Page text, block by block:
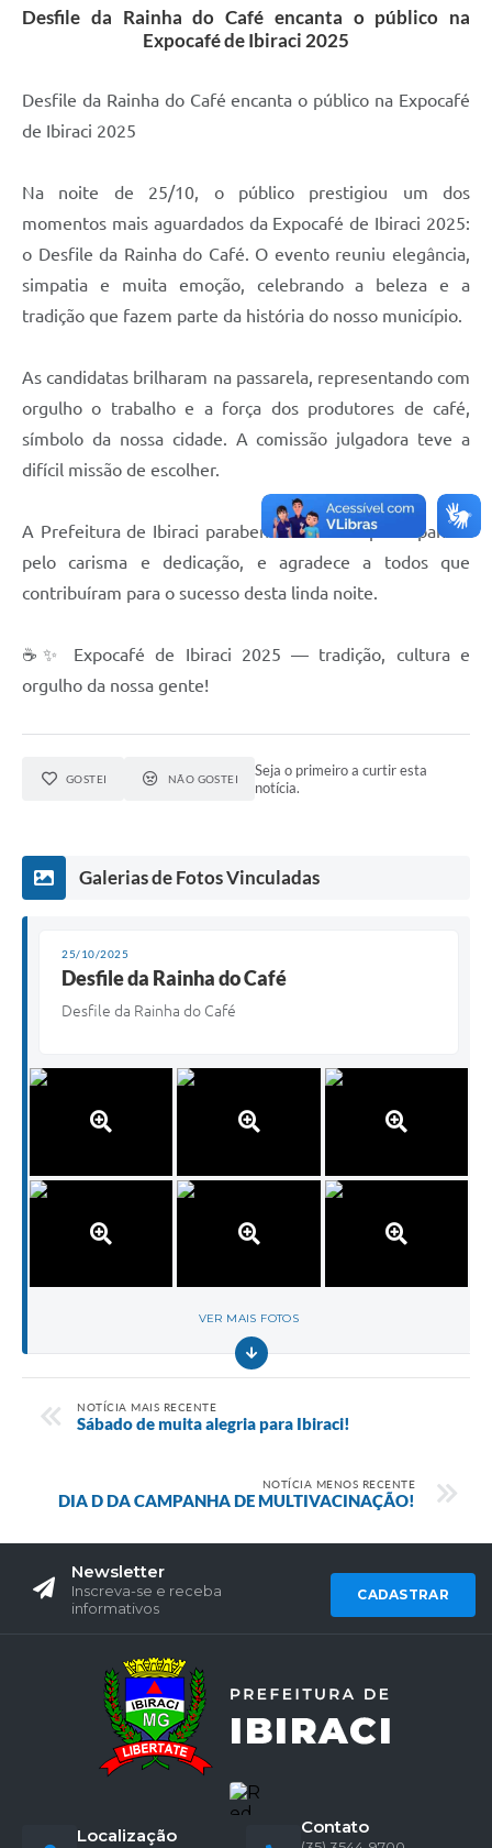
Desfile da Rainha do Café encanta o público na
Expocafé de Ibiraci 2025
Desfile da Rainha do Café encanta o público na Expocafé
de Ibiraci 2025
Na noite de 25/10, o público prestigiou um dos
momentos mais aguardados da Expocafé de Ibiraci 2025:
o Desfile da Rainha do Café. O evento reuniu elegância,
simpatia e muita emoção, celebrando a beleza e a
tradição que fazem parte da história do nosso município.
As candidatas brilharam na passarela, representando com
orgulho o trabalho e a força dos produtores de café,
símbolo da nossa cidade. A comissão julgadora teve a
difícil missão de escolher.
A Prefeitura de Ibiraci parabeniza todas as participantes
pelo carisma e dedicação, e agradece a todos que
contribuíram para o sucesso desta linda noite.
☕✨ Expocafé de Ibiraci 2025 — tradição, cultura e
orgulho da nossa gente!
GOSTEI NÃO GOSTEI
Seja o primeiro a curtir esta
notícia.
Galerias de Fotos Vinculadas
25/10/2025
Desfile da Rainha do Café
Desfile da Rainha do Café
VER MAIS FOTOS
NOTÍCIA MAIS RECENTE
Sábado de muita alegria para Ibiraci!
NOTÍCIA MENOS RECENTE
DIA D DA CAMPANHA DE MULTIVACINAÇÃO!
Newsletter
Inscreva-se e receba
informativos
CADASTRAR
Localização Contato